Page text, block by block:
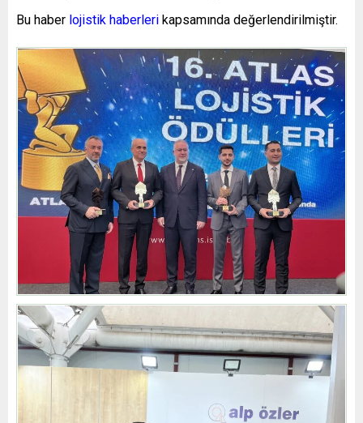
Bu haber lojistik haberleri kapsamında değerlendirilmiştir.